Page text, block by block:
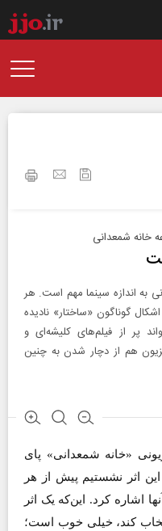
خانه شمعدانی
به اندازه سینما مهم است. هر
گوناگون «ساختار» نادیده
پر از فیلم‌های کلیشه‌ای و
هم از دچار شدن به چنین
«خانه شمعدانی» پای
اثر نشستیم پیش از هر
اشاره کرد. این‌که یک اثر
کند، خیلی خوب است؛